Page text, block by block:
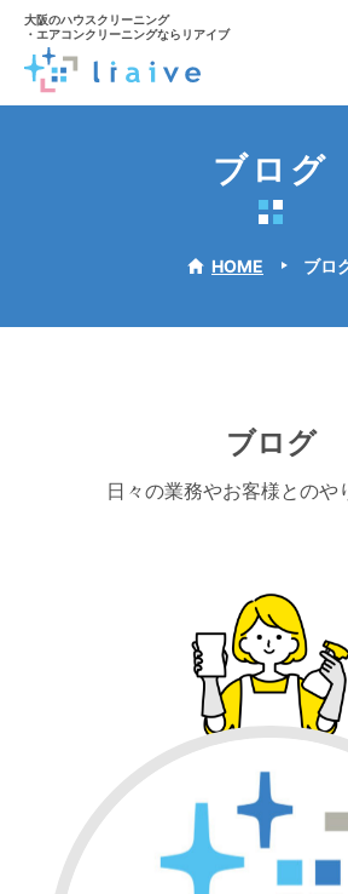
大阪のハウスクリーニング
・エアコンクリーニングならリアイブ
ブログ
HOME ブロ
ブログ
日々の業務やお客様とのや